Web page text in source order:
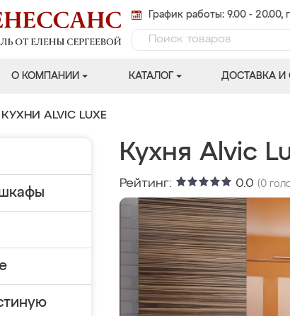
График работы: 9.00 - 20.00,
О КОМПАНИИ КАТАЛОГ ДОСТАВКА И
КУХНИ ALVIC LUXE
Кухня Alvic
Рейтинг: 0.0 (0